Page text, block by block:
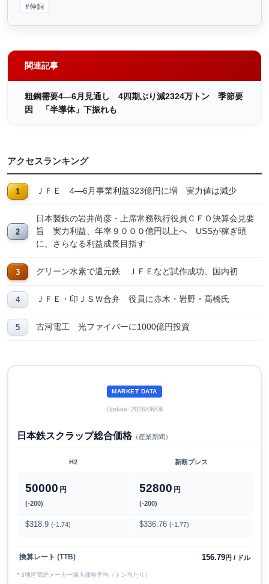
#伸銅
関連記事
粗鋼需要4―6月見通し 4四期ぶり減2324万トン 季節要
因 「半導体」下振れも
アクセスランキング
ＪＦＥ 4―6月事業利益323億円に増 実力値は減少
日本製鉄の岩井尚彦・上席常務執行役員ＣＦＯ決算会見要
旨 実力利益、年率９０００億円以上へ USSが稼ぎ頭
に、さらなる利益成長目指す
グリーン水素で還元鉄 ＪＦＥなど試作成功、国内初
ＪＦＥ・印ＪＳＷ合弁 役員に赤木・岩野・髙橋氏
古河電工 光ファイバーに1000億円投資
MARKET DATA
Update: 2026/08/06
日本鉄スクラップ総合価格（産業新聞）
H2 新断プレス
50000 円
(-200)
52800 円
(-200)
$318.9 (-1.74) $336.76 (-1.77)
換算レート (TTB) 156.79円 / ドル
* 3地区電炉メーカー購入価格平均（トン当たり）